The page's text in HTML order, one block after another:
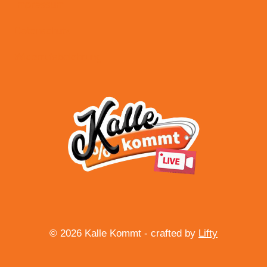
© 2026 Kalle Kommt - crafted by Lifty